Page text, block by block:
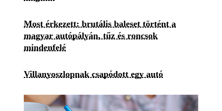
Most érkezett: brutális baleset történt a
magyar autópályán, tűz és roncsok
mindenfelé
Villanyoszlopnak csapódott egy autó